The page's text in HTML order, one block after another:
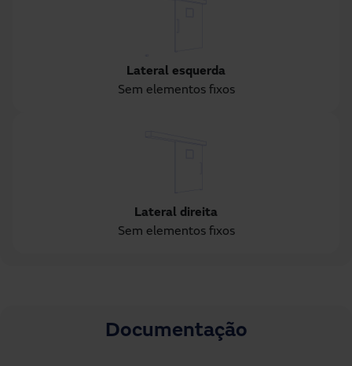
Lateral esquerda
Sem elementos fixos
Lateral direita
Sem elementos fixos
Documentação